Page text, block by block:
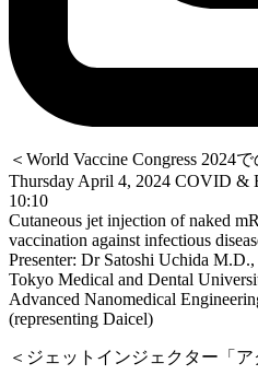
＜World Vaccine Congress 2024
Thursday April 4, 2024 COVID
10:10
Cutaneous jet injection of naked
vaccination against infectious
Presenter: Dr Satoshi Uchida M.D.,
Tokyo Medical and Dental
Advanced Nanomedical
(representing Daicel)
＜ジェットインジェクター「